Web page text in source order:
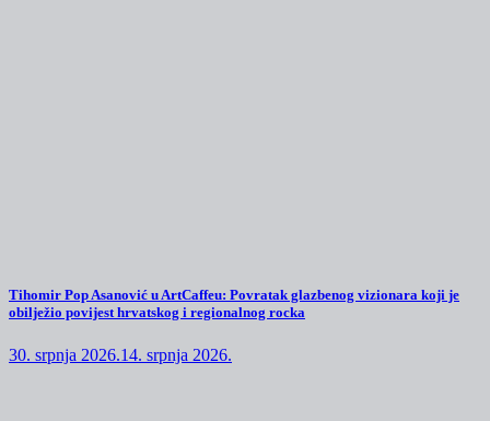
Tihomir Pop Asanović u ArtCaffeu: Povratak glazbenog vizionara koji je
obilježio povijest hrvatskog i regionalnog rocka
30. srpnja 2026.14. srpnja 2026.